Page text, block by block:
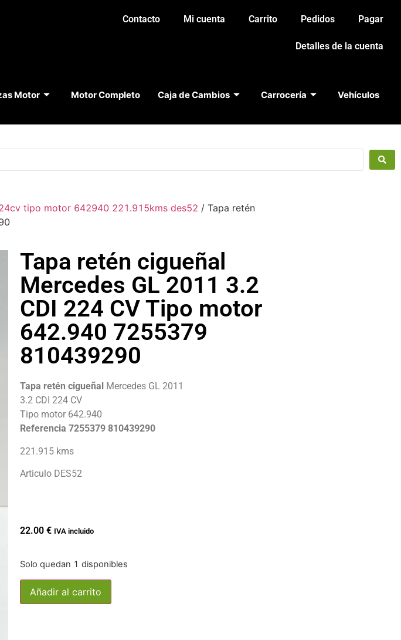
Contacto Mi cuenta Carrito Pedidos Pagar
Detalles de la cuenta
Motor Motor Completo Caja de Cambios Carrocería Vehículos
tipo motor 642940 221.915kms des52 / Tapa retén
Tapa retén cigueñal
Mercedes GL 2011 3.2
CDI 224 CV Tipo motor
642.940 7255379
810439290
Tapa retén cigueñal Mercedes GL 2011
3.2 CDI 224 CV
Tipo motor 642.940
Referencia 7255379 810439290
221.915 kms
Articulo DES52
22.00 € IVA incluido
Solo quedan 1 disponibles
Añadir al carrito